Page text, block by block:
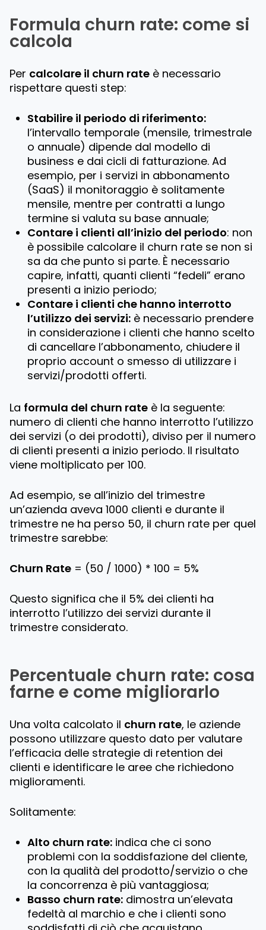
Formula churn rate: come si
calcola
Per calcolare il churn rate è necessario
rispettare questi step:
Stabilire il periodo di riferimento:
l’intervallo temporale (mensile, trimestrale
o annuale) dipende dal modello di
business e dai cicli di fatturazione. Ad
esempio, per i servizi in abbonamento
(SaaS) il monitoraggio è solitamente
mensile, mentre per contratti a lungo
termine si valuta su base annuale;
Contare i clienti all’inizio del periodo: non
è possibile calcolare il churn rate se non si
sa da che punto si parte. È necessario
capire, infatti, quanti clienti “fedeli” erano
presenti a inizio periodo;
Contare i clienti che hanno interrotto
l’utilizzo dei servizi: è necessario prendere
in considerazione i clienti che hanno scelto
di cancellare l’abbonamento, chiudere il
proprio account o smesso di utilizzare i
servizi/prodotti offerti.
La formula del churn rate è la seguente:
numero di clienti che hanno interrotto l’utilizzo
dei servizi (o dei prodotti), diviso per il numero
di clienti presenti a inizio periodo. Il risultato
viene moltiplicato per 100.
Ad esempio, se all’inizio del trimestre
un’azienda aveva 1000 clienti e durante il
trimestre ne ha perso 50, il churn rate per quel
trimestre sarebbe:
Churn Rate = (50 / 1000) * 100 = 5%
Questo significa che il 5% dei clienti ha
interrotto l’utilizzo dei servizi durante il
trimestre considerato.
Percentuale churn rate: cosa
farne e come migliorarlo
Una volta calcolato il churn rate, le aziende
possono utilizzare questo dato per valutare
l’efficacia delle strategie di retention dei
clienti e identificare le aree che richiedono
miglioramenti.
Solitamente:
Alto churn rate: indica che ci sono
problemi con la soddisfazione del cliente,
con la qualità del prodotto/servizio o che
la concorrenza è più vantaggiosa;
Basso churn rate: dimostra un’elevata
fedeltà al marchio e che i clienti sono